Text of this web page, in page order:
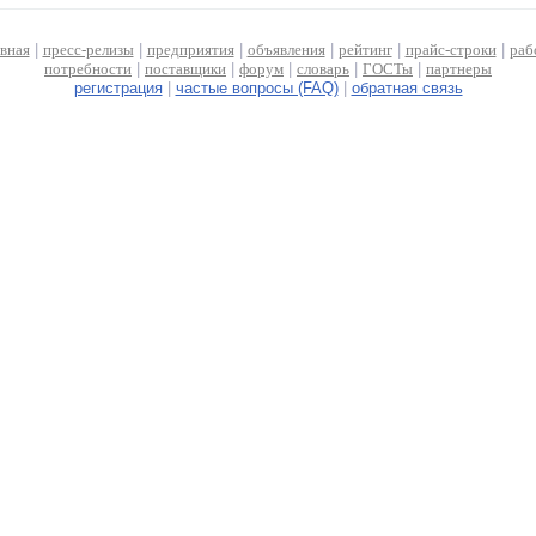
| пресс-релизы предприятия| объявления| рейтинг| прайс-строки|
потребности
поставщики форум словарь ГОСТы
партнеры
регистрация| частые вопросы (FAQ)| обратная связь